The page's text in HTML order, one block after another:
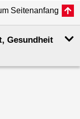
Seitenanfang
Gesundheit